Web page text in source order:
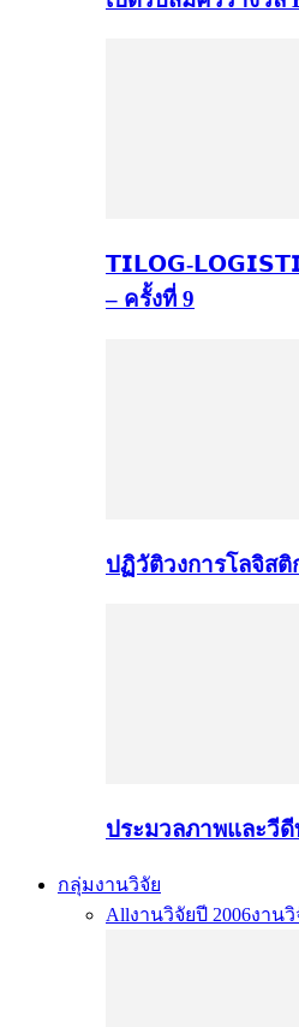
𝗧𝗜𝗟𝗢𝗚-
– ครั้งที่ 9
ปฏิวัติวงการโลจิสติ
ประมวลภาพและวีดี
กลุ่มงานวิจัย
Allงานวิจัยปี 2006งานวิ